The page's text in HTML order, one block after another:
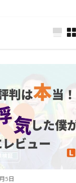
5日